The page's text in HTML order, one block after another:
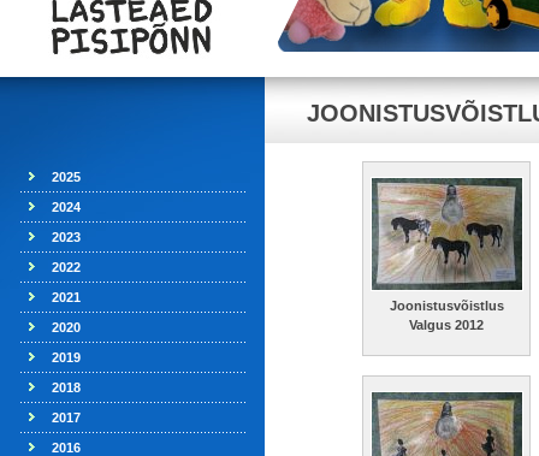
2025
2024
2023
2022
2021
2020
2019
2018
2017
2016
Joonistusvõistlus
Valgus 2012